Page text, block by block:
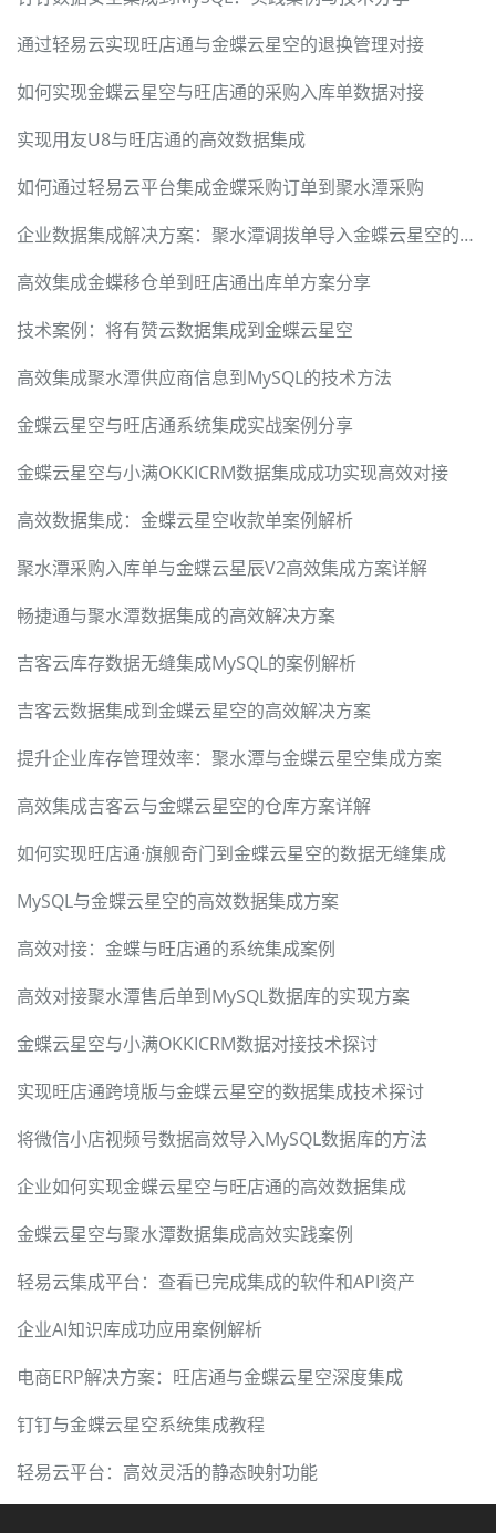
通过轻易云实现旺店通与金蝶云星空的退换管理对接
如何实现金蝶云星空与旺店通的采购入库单数据对接
实现用友U8与旺店通的高效数据集成
如何通过轻易云平台集成金蝶采购订单到聚水潭采购
企业数据集成解决方案：聚水潭调拨单导入金蝶云星空的技术实践
高效集成金蝶移仓单到旺店通出库单方案分享
技术案例：将有赞云数据集成到金蝶云星空
高效集成聚水潭供应商信息到MySQL的技术方法
金蝶云星空与旺店通系统集成实战案例分享
金蝶云星空与小满OKKICRM数据集成成功实现高效对接
高效数据集成：金蝶云星空收款单案例解析
聚水潭采购入库单与金蝶云星辰V2高效集成方案详解
畅捷通与聚水潭数据集成的高效解决方案
吉客云库存数据无缝集成MySQL的案例解析
吉客云数据集成到金蝶云星空的高效解决方案
提升企业库存管理效率：聚水潭与金蝶云星空集成方案
高效集成吉客云与金蝶云星空的仓库方案详解
如何实现旺店通·旗舰奇门到金蝶云星空的数据无缝集成
MySQL与金蝶云星空的高效数据集成方案
高效对接：金蝶与旺店通的系统集成案例
高效对接聚水潭售后单到MySQL数据库的实现方案
金蝶云星空与小满OKKICRM数据对接技术探讨
实现旺店通跨境版与金蝶云星空的数据集成技术探讨
将微信小店视频号数据高效导入MySQL数据库的方法
企业如何实现金蝶云星空与旺店通的高效数据集成
金蝶云星空与聚水潭数据集成高效实践案例
轻易云集成平台：查看已完成集成的软件和API资产
企业AI知识库成功应用案例解析
电商ERP解决方案：旺店通与金蝶云星空深度集成
钉钉与金蝶云星空系统集成教程
轻易云平台：高效灵活的静态映射功能